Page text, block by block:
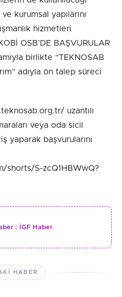
kurumsal yapılarını
hizmetleri
OSB’DE BAŞVURULAR
birlikte “TEKNOSAB
adıyla ön talep süreci
uzantılı
veya oda sicil
yaparak başvurularını
shorts/S-zcQ1HBWwQ?
: İGF Haber
HABER